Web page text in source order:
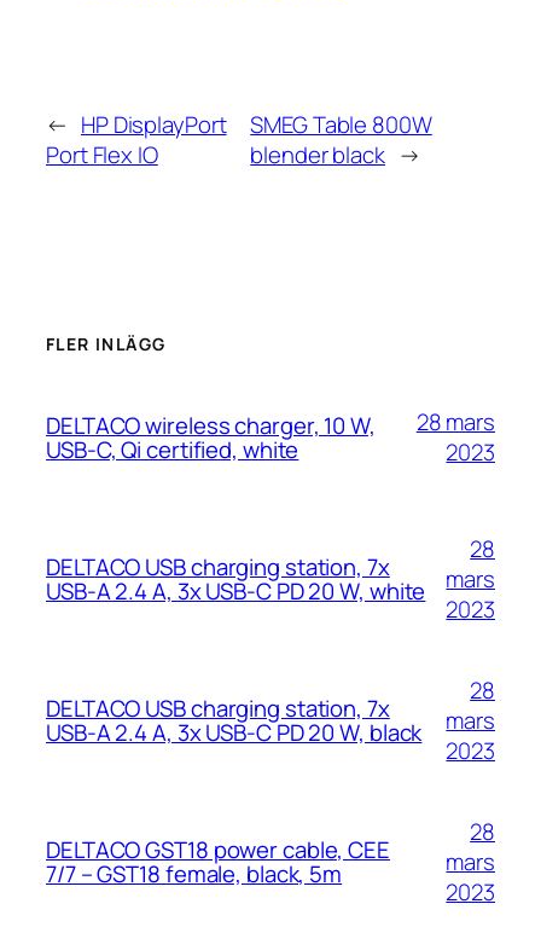
← HP DisplayPort
Port Flex IO
SMEG Table 800W
blender black →
FLER INLÄGG
DELTACO wireless charger, 10 W,
USB-C, Qi certified, white
28 mars
2023
DELTACO USB charging station, 7x
USB-A 2.4 A, 3x USB-C PD 20 W, white
28
mars
2023
DELTACO USB charging station, 7x
USB-A 2.4 A, 3x USB-C PD 20 W, black
28
mars
2023
DELTACO GST18 power cable, CEE
7/7 – GST18 female, black, 5m
28
mars
2023